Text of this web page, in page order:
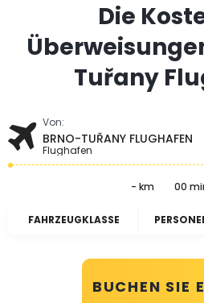
Die
Tuřany
Von:
BRNO-TUŘANY FLUGHAFEN
Flughafen
- km 00
FAHRZEUGKLASSE
BUCHEN SIE